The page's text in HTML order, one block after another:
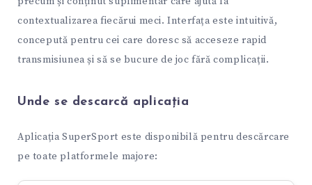
contextualizarea fiecărui meci. Interfața este intuitivă,
concepută pentru cei care doresc să acceseze rapid
transmisiunea și să se bucure de joc fără complicații.
Unde se descarcă aplicația
Aplicația SuperSport este disponibilă pentru descărcare
pe toate platformele majore: